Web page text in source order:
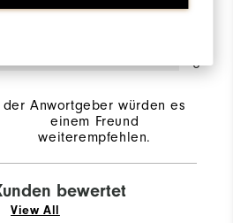
0
der Anwortgeber würden es
einem Freund
weiterempfehlen.
bewertet
View All